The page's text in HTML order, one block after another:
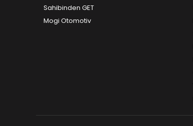
Sahibinden GET
Mogi Otomotiv